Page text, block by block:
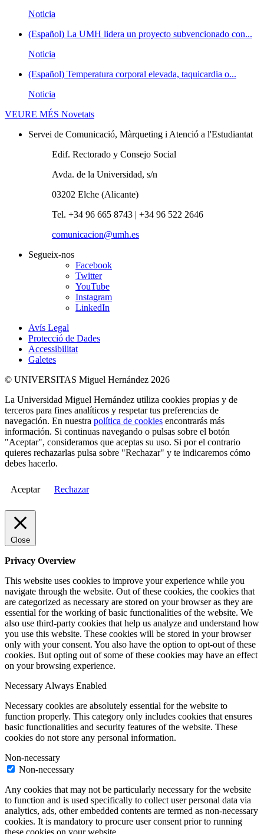
Noticia
(Español) La UMH lidera un proyecto subvencionado con...
Noticia
(Español) Temperatura corporal elevada, taquicardia o...
Noticia
VEURE MÉS Novetats
Servei de Comunicació, Màrqueting i Atenció a l'Estudiantat
Edif. Rectorado y Consejo Social
Avda. de la Universidad, s/n
03202 Elche (Alicante)
Tel. +34 96 665 8743 | +34 96 522 2646
comunicacion@umh.es
Segueix-nos
Facebook
Twitter
YouTube
Instagram
LinkedIn
Avís Legal
Protecció de Dades
Accessibilitat
Galetes
© UNIVERSITAS Miguel Hernández 2026
La Universidad Miguel Hernández utiliza cookies propias y de
terceros para fines analíticos y respetar tus preferencias de
navegación. En nuestra política de cookies encontrarás más
información. Si continuas navegando o pulsas sobre el botón
"Aceptar", consideramos que aceptas su uso. Si por el contrario
quieres rechazarlas pulsa sobre "Rechazar" y te indicaremos cómo
debes hacerlo.
Aceptar Rechazar
Close
Privacy Overview
This website uses cookies to improve your experience while you
navigate through the website. Out of these cookies, the cookies that
are categorized as necessary are stored on your browser as they are
essential for the working of basic functionalities of the website. We
also use third-party cookies that help us analyze and understand how
you use this website. These cookies will be stored in your browser
only with your consent. You also have the option to opt-out of these
cookies. But opting out of some of these cookies may have an effect
on your browsing experience.
NecessaryAlways Enabled
Necessary cookies are absolutely essential for the website to
function properly. This category only includes cookies that ensures
basic functionalities and security features of the website. These
cookies do not store any personal information.
Non-necessary
Non-necessary
Any cookies that may not be particularly necessary for the website
to function and is used specifically to collect user personal data via
analytics, ads, other embedded contents are termed as non-necessary
cookies. It is mandatory to procure user consent prior to running